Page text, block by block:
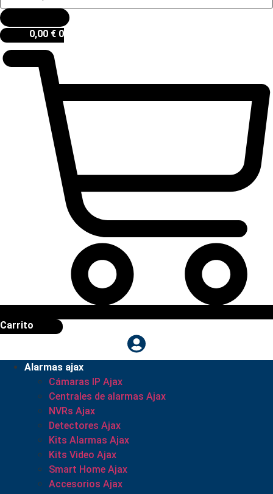
productos
0,00 € 0
Carrito
Alarmas ajax
Cámaras IP Ajax
Centrales de alarmas Ajax
NVRs Ajax
Detectores Ajax
Kits Alarmas Ajax
Kits Video Ajax
Smart Home Ajax
Accesorios Ajax